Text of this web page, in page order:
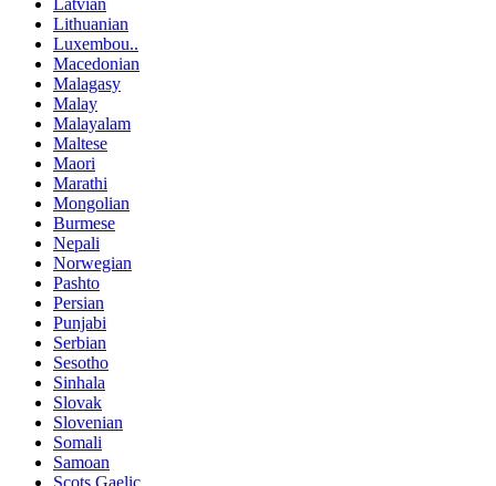
Latvian
Lithuanian
Luxembou..
Macedonian
Malagasy
Malay
Malayalam
Maltese
Maori
Marathi
Mongolian
Burmese
Nepali
Norwegian
Pashto
Persian
Punjabi
Serbian
Sesotho
Sinhala
Slovak
Slovenian
Somali
Samoan
Scots Gaelic